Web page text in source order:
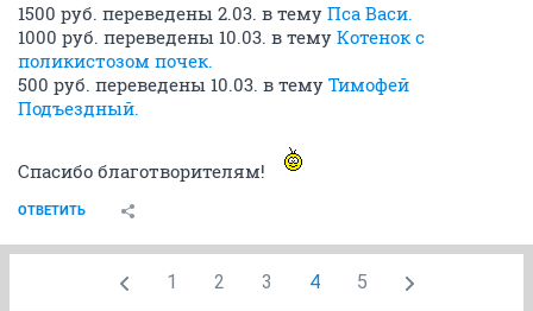
1500 руб. переведены 2.03. в тему Пса Васи.
1000 руб. переведены 10.03. в тему Котенок с
поликистозом почек.
500 руб. переведены 10.03. в тему Тимофей
Подъездный.
Спасибо благотворителям!
ОТВЕТИТЬ
1 2 3 4 5